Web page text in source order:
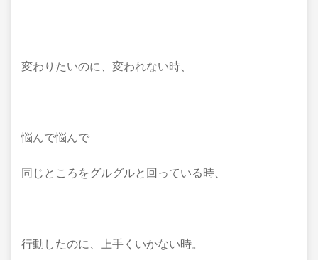
変わりたいのに、変われない時、
悩んで悩んで
同じところをグルグルと回っている時、
行動したのに、上手くいかない時。